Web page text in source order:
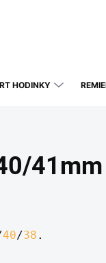
HODINKY
41mm
40/38 .